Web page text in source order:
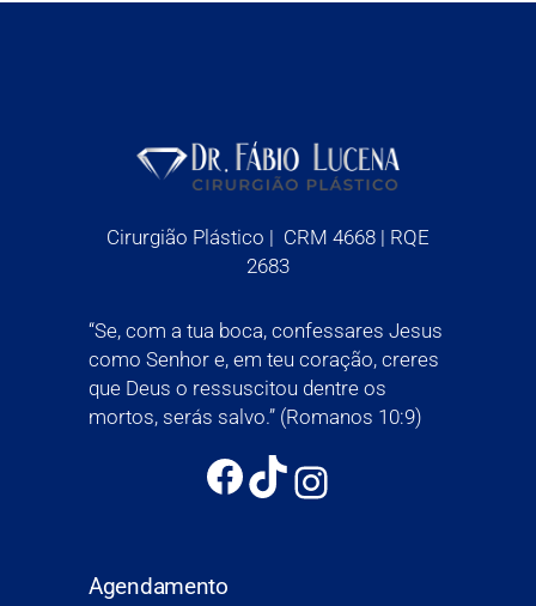
Cirurgião Plástico | CRM 4668 | RQE
2683
“Se, com a tua boca, confessares Jesus
como Senhor e, em teu coração, creres
que Deus o ressuscitou dentre os
mortos, serás salvo.” (Romanos 10:9)
Agendamento